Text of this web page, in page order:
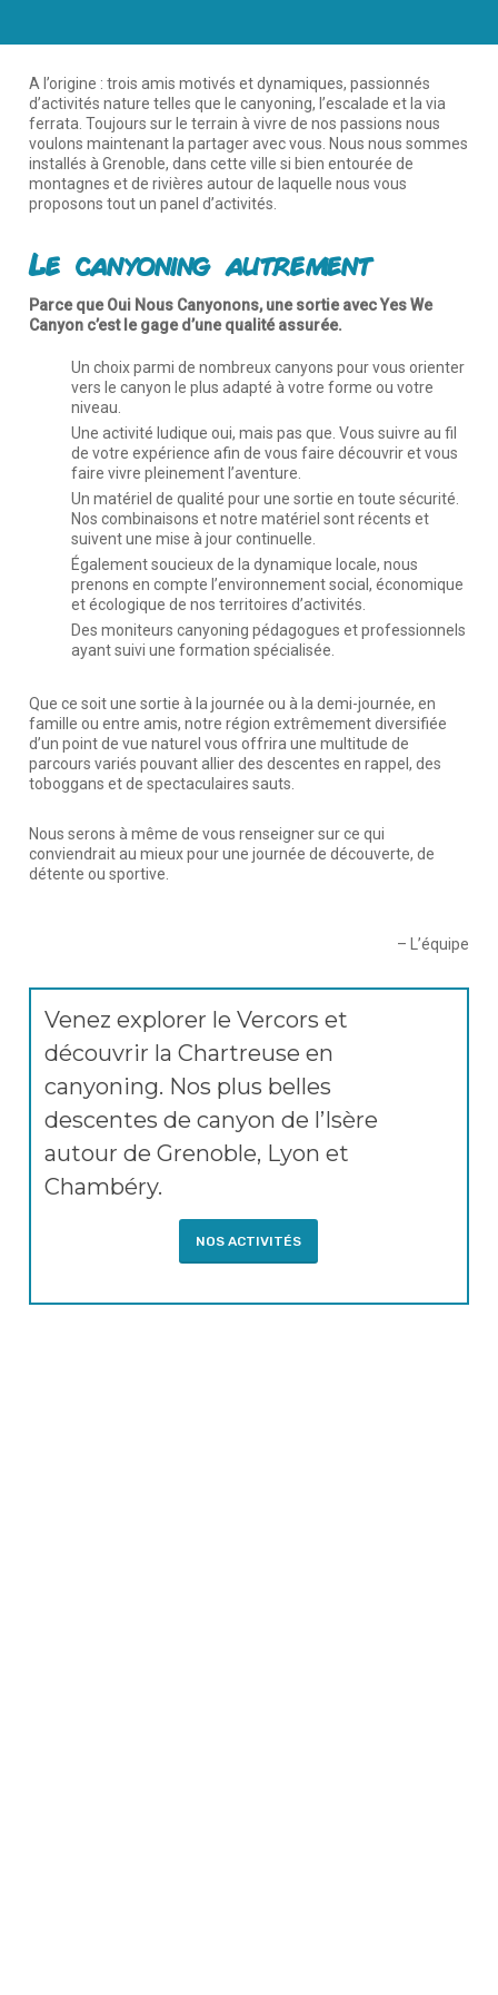
A l’origine : trois amis motivés et dynamiques, passionnés
d’activités nature telles que le canyoning, l’escalade et la via
ferrata. Toujours sur le terrain à vivre de nos passions nous
voulons maintenant la partager avec vous. Nous nous sommes
installés à Grenoble, dans cette ville si bien entourée de
montagnes et de rivières autour de laquelle nous vous
proposons tout un panel d’activités.
Le canyoning autrement
Parce que Oui Nous Canyonons, une sortie avec Yes We
Canyon c’est le gage d’une qualité assurée.
Un choix parmi de nombreux canyons pour vous orienter
vers le canyon le plus adapté à votre forme ou votre
niveau.
Une activité ludique oui, mais pas que. Vous suivre au fil
de votre expérience afin de vous faire découvrir et vous
faire vivre pleinement l’aventure.
Un matériel de qualité pour une sortie en toute sécurité.
Nos combinaisons et notre matériel sont récents et
suivent une mise à jour continuelle.
Également soucieux de la dynamique locale, nous
prenons en compte l’environnement social, économique
et écologique de nos territoires d’activités.
Des moniteurs canyoning pédagogues et professionnels
ayant suivi une formation spécialisée.
Que ce soit une sortie à la journée ou à la demi-journée, en
famille ou entre amis, notre région extrêmement diversifiée
d’un point de vue naturel vous offrira une multitude de
parcours variés pouvant allier des descentes en rappel, des
toboggans et de spectaculaires sauts.
Nous serons à même de vous renseigner sur ce qui
conviendrait au mieux pour une journée de découverte, de
détente ou sportive.
– L’équipe
Venez explorer le Vercors et
découvrir la Chartreuse en
canyoning. Nos plus belles
descentes de canyon de l’Isère
autour de Grenoble, Lyon et
Chambéry.
NOS ACTIVITÉS